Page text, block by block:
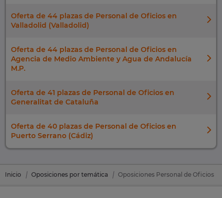
Oferta de 44 plazas de Personal de Oficios en
Valladolid (Valladolid)
Oferta de 44 plazas de Personal de Oficios en
Agencia de Medio Ambiente y Agua de Andalucía
M.P.
Oferta de 41 plazas de Personal de Oficios en
Generalitat de Cataluña
Oferta de 40 plazas de Personal de Oficios en
Puerto Serrano (Cádiz)
Inicio Oposiciones por temática Oposiciones Personal de Oficios